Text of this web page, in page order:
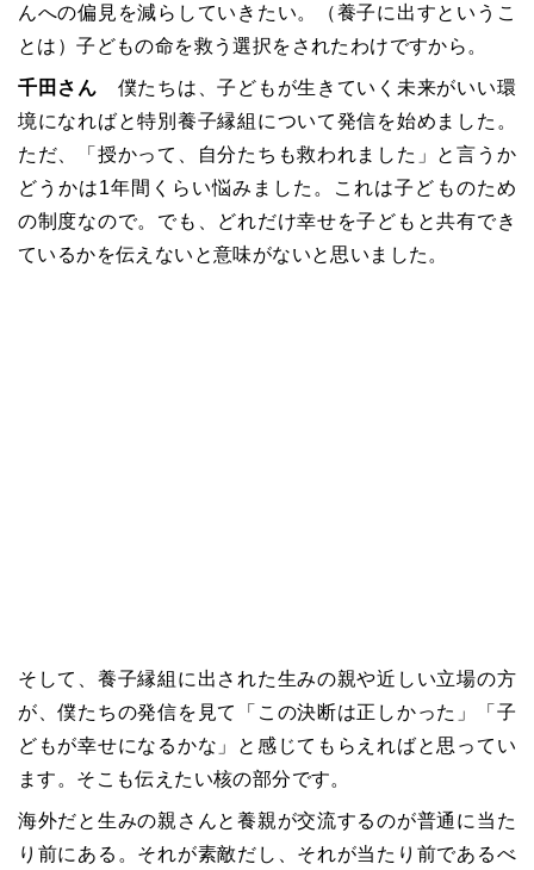
んへの偏見を減らしていきたい。（養子に出すというこ
とは）子どもの命を救う選択をされたわけですから。
千田さん 僕たちは、子どもが生きていく未来がいい環
境になればと特別養子縁組について発信を始めました。
ただ、
「 授かって、自分たちも救われました 」 と言うか
どうかは1年間くらい悩みました。これは子どものため
の制度なので。でも、どれだけ幸せを子どもと共有でき
ているかを伝えないと意味がないと思いました。
そして、養子縁組に出された生みの親や近しい立場の方
が、僕たちの発信を見て
「 この決断は正しかった 」 「 子
どもが幸せになるかな」と感じてもらえればと思ってい
ます。そこも伝えたい核の部分です。
海外だと生みの親さんと養親が交流するのが普通に当た
り前にある。それが素敵だし、それが当たり前であるべ